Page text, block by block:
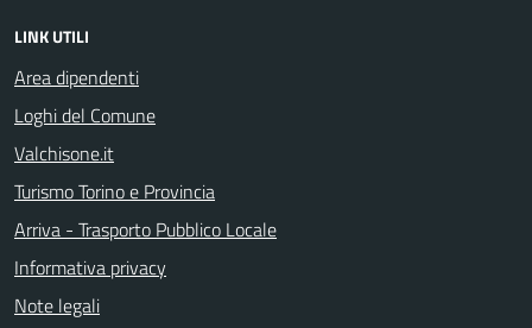
LINK UTILI
Area dipendenti
Loghi del Comune
Valchisone.it
Turismo Torino e Provincia
Arriva - Trasporto Pubblico Locale
Informativa privacy
Note legali